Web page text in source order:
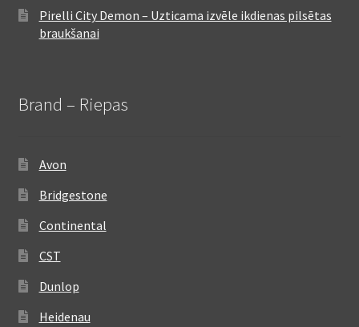
Pirelli City Demon – Uzticama izvēle ikdienas pilsētas
braukšanai
Brand – Riepas
Avon
Bridgestone
Continental
CST
Dunlop
Heidenau